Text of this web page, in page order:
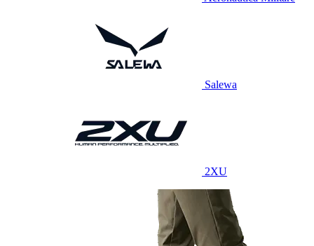
Salewa
2XU